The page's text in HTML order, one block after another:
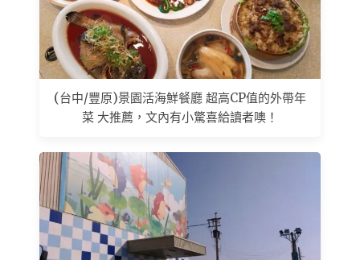
(台中/豐原)景園活海鮮餐廳 超高CP值的外帶年
菜 大推薦，文內有小驚喜給讀者噢！